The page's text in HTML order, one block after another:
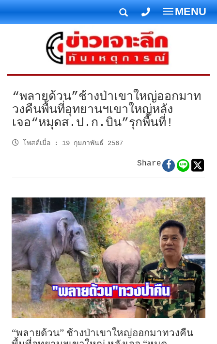
T
o
g
g
l
e
a
v
i
t
n
MENU
“พลายด้วน”ช้างป่าเขาใหญ่ออกมาท
วงคืนพื้นที่อุทยานฯเขาใหญ่หลัง
เจอ“หมุดส.ป.ก.บิน”รุกพื้นที่!
โพสต์เมื่อ : 19 กุมภาพันธ์ 2567
Share
“พลายด้วน” ช้างป่าเขาใหญ่ออกมาทวงคืน